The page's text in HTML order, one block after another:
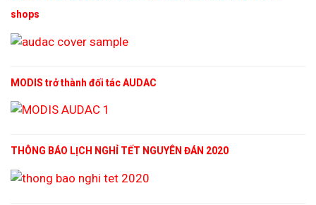
shops
MODIS trở thành đối tác AUDAC
THÔNG BÁO LỊCH NGHỈ TẾT NGUYÊN ĐÁN 2020